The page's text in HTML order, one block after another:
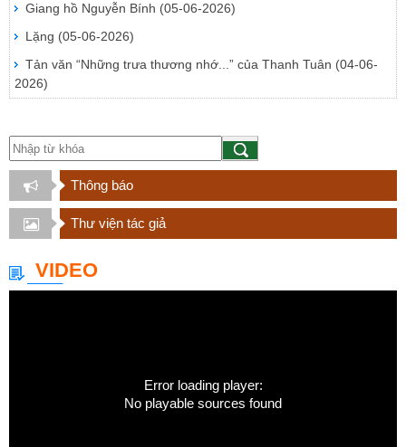
Giang hồ Nguyễn Bính (05-06-2026)
Lặng (05-06-2026)
Tản văn “Những trưa thương nhớ...” của Thanh Tuân (04-06-
2026)
Thông báo
Thư viện tác giả
VIDEO
Error loading player:
No playable sources found